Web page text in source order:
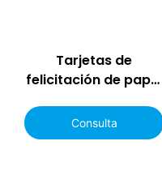
Tarjetas de
felicitación de papel
100 %
biodegradables con
Consulta